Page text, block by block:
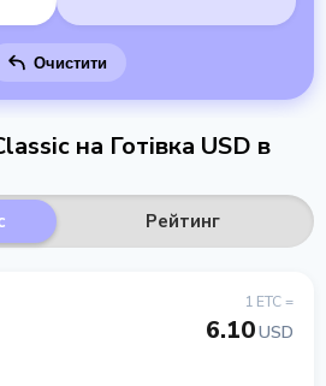
Очистити
на Готівка USD в
Рейтинг
1 ETC =
6.10USD